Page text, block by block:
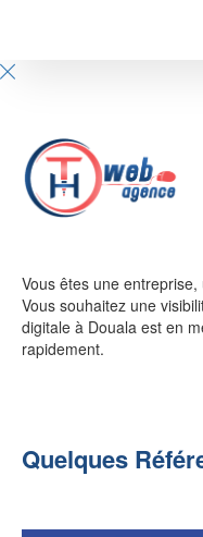
Vous êtes une
Vous souhaitez une
digitale à Douala est en
rapidement.
Quelques